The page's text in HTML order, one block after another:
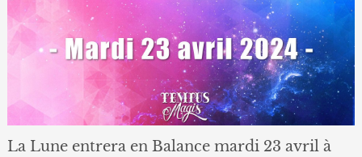
La Lune entrera en Balance mardi 23 avril à